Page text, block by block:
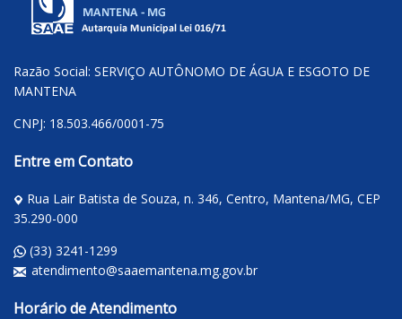
Razão Social: SERVIÇO AUTÔNOMO DE ÁGUA E ESGOTO DE
MANTENA
CNPJ: 18.503.466/0001-75
Entre em Contato
Rua Lair Batista de Souza, n. 346, Centro, Mantena/MG, CEP
35.290-000
(33) 3241-1299
atendimento@saaemantena.mg.gov.br
Horário de Atendimento